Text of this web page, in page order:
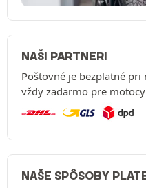
NAŠI PARTNERI
Poštovné je bezplatné
vždy zadarmo pre
NAŠE SPÔSOBY